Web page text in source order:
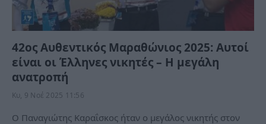
42ος Αυθεντικός Μαραθώνιος 2025: Αυτοί
είναι οι Έλληνες νικητές – Η μεγάλη
ανατροπή
Κυ, 9 Νοέ 2025 11:56
Ο Παναγιώτης Καραΐσκος ήταν ο μεγάλος νικητής στον